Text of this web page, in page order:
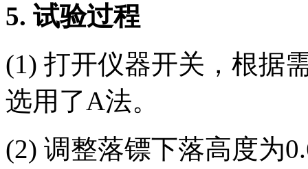
5. 试验过程
(1) 打开仪器开关，根据
选用了A法。
(2) 调整落镖下落高度为